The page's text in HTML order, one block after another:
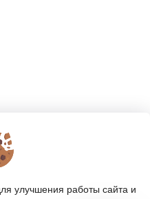
улучшения работы сайта и